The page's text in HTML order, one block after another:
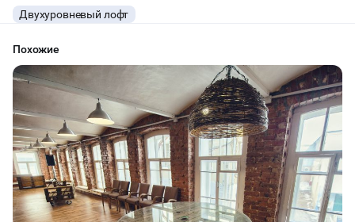
Двухуровневый лофт
ВЫСТАВКИ
НАСТОЛЬНЫЕ ИГРЫ
РЕПЕТИЦИИ
КУЛИНАРНЫЙ МАСТЕР-КЛАСС
ФУРШЕТЫ
Похожие